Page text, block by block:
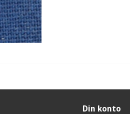
Din konto